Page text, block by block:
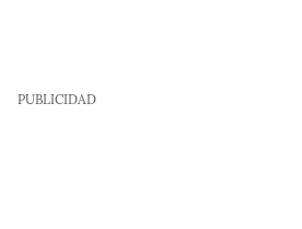
PUBLICIDAD